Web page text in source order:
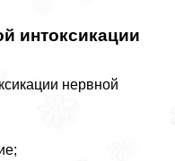
интоксикации
нервной